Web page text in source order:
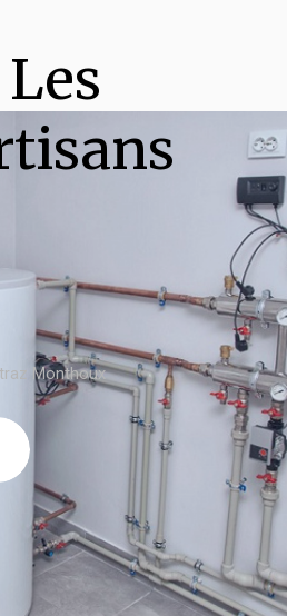
Les
Monthoux